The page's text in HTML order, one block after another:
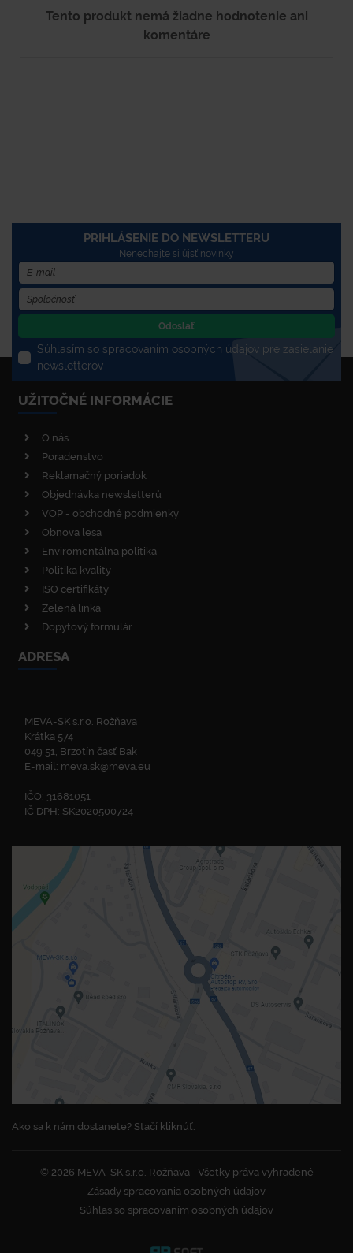
Tento produkt nemá žiadne hodnotenie ani
komentáre
PRIHLÁSENIE DO NEWSLETTERU
Nenechajte si újsť novinky
Odoslať
Súhlasím so spracovaním osobných údajov pre zasielanie
newsletterov
UŽITOČNÉ INFORMÁCIE
O nás
Poradenstvo
Reklamačný poriadok
Objednávka newsletterů
VOP - obchodné podmienky
Obnova lesa
Enviromentálna politika
Politika kvality
ISO certifikáty
Zelená linka
Dopytový formulár
ADRESA
MEVA-SK s.r.o. Rožňava
Krátka 574
049 51, Brzotín časť Bak
E-mail: meva.sk@meva.eu
IČO: 31681051
IČ DPH: SK2020500724
Ako sa k nám dostanete? Stačí kliknúť.
© 2026 MEVA-SK s.r.o. Rožňava
Všetky práva vyhradené
Zásady spracovania osobných údajov
Súhlas so spracovaním osobných údajov